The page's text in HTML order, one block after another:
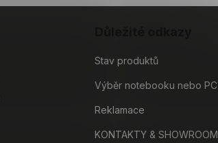
Stav produktů
Výběr notebooku nebo PC
Reklamace
KONTAKTY & SHOWROOM